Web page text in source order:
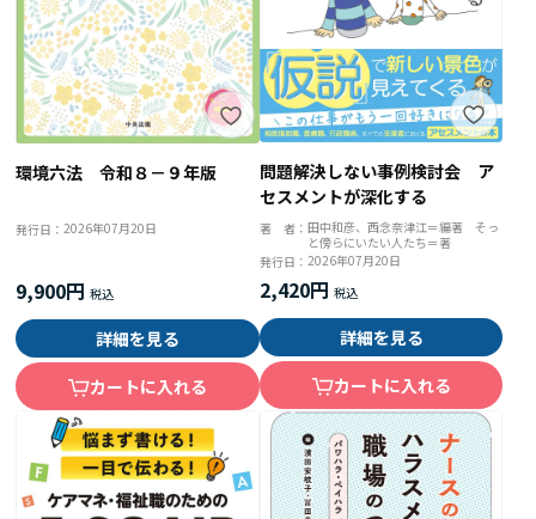
環境六法 令和８－９年版
発行日：2026年07月20日
9,900円
詳細を見る
カートに入れる
問題解決しない事例検討会 ア
セスメントが深化する
著 者： 田中和彦、西念奈津江＝編著 そっ
と傍らにいたい人たち＝著
発行日： 2026年07月20日
2,420円
詳細を見る
カートに入れる